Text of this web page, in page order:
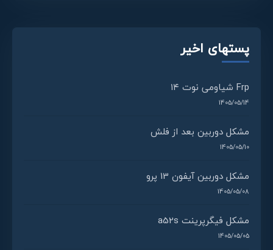
پستهای اخیر
Frp شیاومی نوت ۱۴
1405/05/14
مشکل دوربین بعد از فلش
1405/05/10
مشکل دوربین آیفون 13 پرو
1405/05/08
مشکل فیگرپرینت a52s
1405/05/05